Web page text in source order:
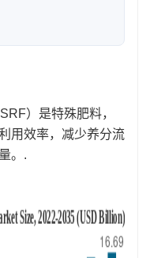
）是特殊肥料，
用效率，减少养分流
。.